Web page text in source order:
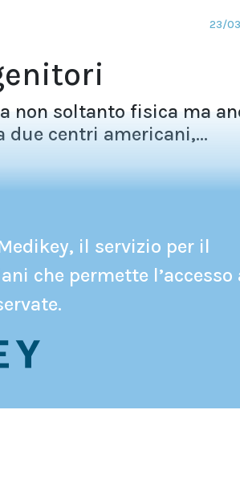
23/
non soltanto fisica ma
due centri americani,...
il servizio per il
che permette l’accesso